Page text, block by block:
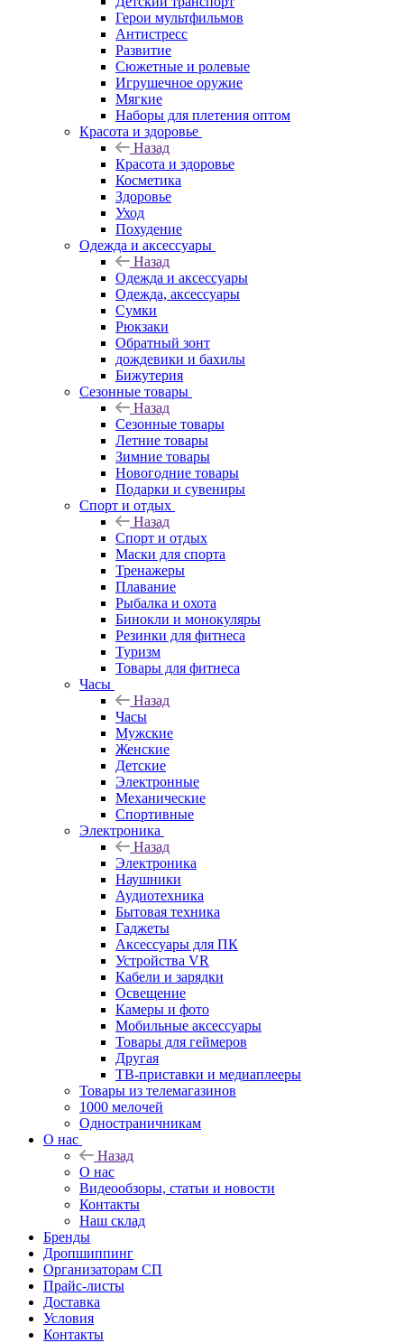
Герои мультфильмов
Антистресс
Развитие
Сюжетные и ролевые
Игрушечное оружие
Мягкие
Наборы для плетения оптом
Красота и здоровье
Назад
Красота и здоровье
Косметика
Здоровье
Уход
Похудение
Одежда и аксессуары
Назад
Одежда и аксессуары
Одежда, аксессуары
Сумки
Рюкзаки
Обратный зонт
дождевики и бахилы
Бижутерия
Сезонные товары
Назад
Сезонные товары
Летние товары
Зимние товары
Новогодние товары
Подарки и сувениры
Спорт и отдых
Назад
Спорт и отдых
Маски для спорта
Тренажеры
Плавание
Рыбалка и охота
Бинокли и монокуляры
Резинки для фитнеса
Туризм
Товары для фитнеса
Часы
Назад
Часы
Мужские
Женские
Детские
Электронные
Механические
Спортивные
Электроника
Назад
Электроника
Наушники
Аудиотехника
Бытовая техника
Гаджеты
Аксессуары для ПК
Устройства VR
Кабели и зарядки
Освещение
Камеры и фото
Мобильные аксессуары
Товары для геймеров
Другая
ТВ-приставки и медиаплееры
Товары из телемагазинов
1000 мелочей
Одностраничникам
О нас
Назад
О нас
Видеообзоры, статьи и новости
Контакты
Наш склад
Бренды
Дропшиппинг
Организаторам СП
Прайс-листы
Доставка
Условия
Контакты